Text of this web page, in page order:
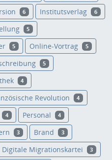
6 Institutsverlag 6
5
5 Online-Vortrag 5
5
4
Revolution 4
4 Personal 4
3 Brand 3
Digitale Migrationskartei 3